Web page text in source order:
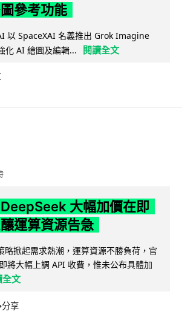
參考功能
以 SpaceXAI 名義推出 Grok Imagine
化 AI 繪圖及編輯...
閱讀全文
大幅加價在即
運算資源告急
略掀起需求熱潮，運算資源不勝負荷，官
將大幅上調 API 收費，惟未公布具體加
全文
分享